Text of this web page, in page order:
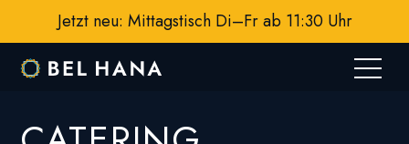
Jetzt neu: Mittagstisch Di–Fr ab 11:30 Uhr